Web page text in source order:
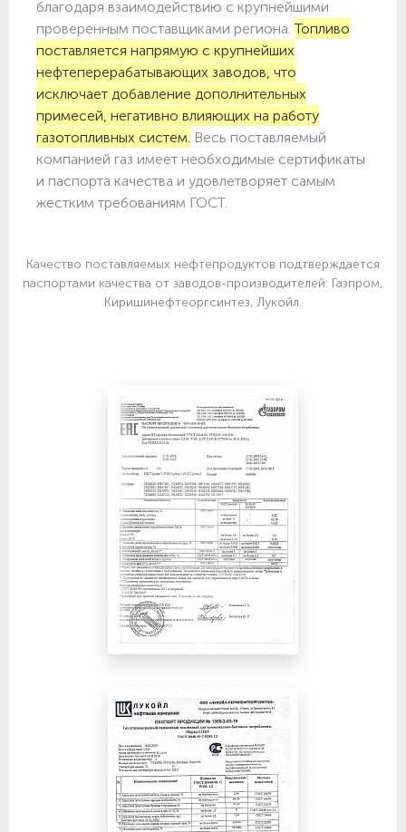
благодаря взаимодействию с крупнейшими
проверенным поставщиками региона.Топливо
поставляется напрямую с крупнейших
нефтеперерабатывающих заводов, что
исключает добавление дополнительных
примесей, негативно влияющих на работу
газотопливных систем. Весь поставляемый
компанией газ имеет необходимые сертификаты
и паспорта качества и удовлетворяет самым
жестким требованиям ГОСТ.
Качество поставляемых нефтепродуктов подтверждается
паспортами качества от заводов-производителей: Газпром,
Киришинефтеоргсинтез, Лукойл.